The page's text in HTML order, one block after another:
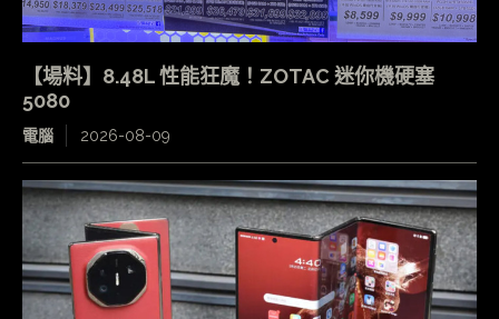
【場料】8.48L 性能狂魔！ZOTAC 迷你機硬塞
5080
電腦 2026-08-09